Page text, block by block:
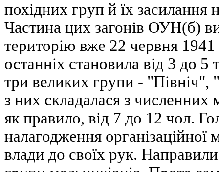
похідних груп й їх засилання
Частина цих загонів ОУН(б)
територію вже 22 червня 1941
останніх становила від 3 до 5
три великих групи -
з них складалася з
як правило, від 7 до 12 чол.
налагодження організаційної
влади до своїх рук.